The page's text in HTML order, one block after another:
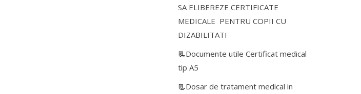
SA ELIBEREZE CERTIFICATE
MEDICALE PENTRU COPII CU
DIZABILITATI
📃Documente utile Certificat medical
tip A5
📃Dosar de tratament medical in